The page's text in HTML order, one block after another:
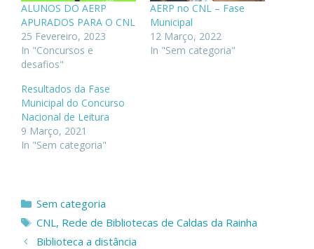
ALUNOS DO AERP
APURADOS PARA O CNL
25 Fevereiro, 2023
In "Concursos e
desafios"
AERP no CNL – Fase
Municipal
12 Março, 2022
In "Sem categoria"
Resultados da Fase
Municipal do Concurso
Nacional de Leitura
9 Março, 2021
In "Sem categoria"
Categorias
Sem categoria
Etiquetas
CNL , Rede de Bibliotecas de Caldas da Rainha
Biblioteca a distância